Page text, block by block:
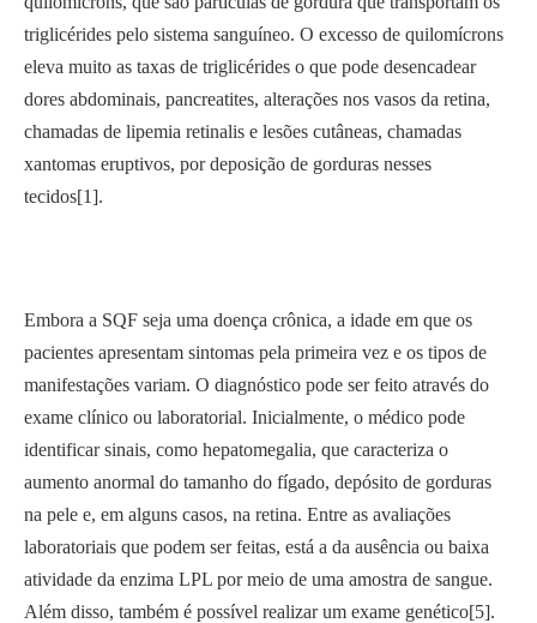
triglicérides pelo sistema sanguíneo. O excesso de quilomícrons
eleva muito as taxas de triglicérides o que pode desencadear
dores abdominais, pancreatites, alterações nos vasos da retina,
chamadas de lipemia retinalis e lesões cutâneas, chamadas
xantomas eruptivos, por deposição de gorduras nesses
tecidos[1].
Embora a SQF seja uma doença crônica, a idade em que os
pacientes apresentam sintomas pela primeira vez e os tipos de
manifestações variam. O diagnóstico pode ser feito através do
exame clínico ou laboratorial. Inicialmente, o médico pode
identificar sinais, como hepatomegalia, que caracteriza o
aumento anormal do tamanho do fígado, depósito de gorduras
na pele e, em alguns casos, na retina. Entre as avaliações
laboratoriais que podem ser feitas, está a da ausência ou baixa
atividade da enzima LPL por meio de uma amostra de sangue.
Além disso, também é possível realizar um exame genético[5].